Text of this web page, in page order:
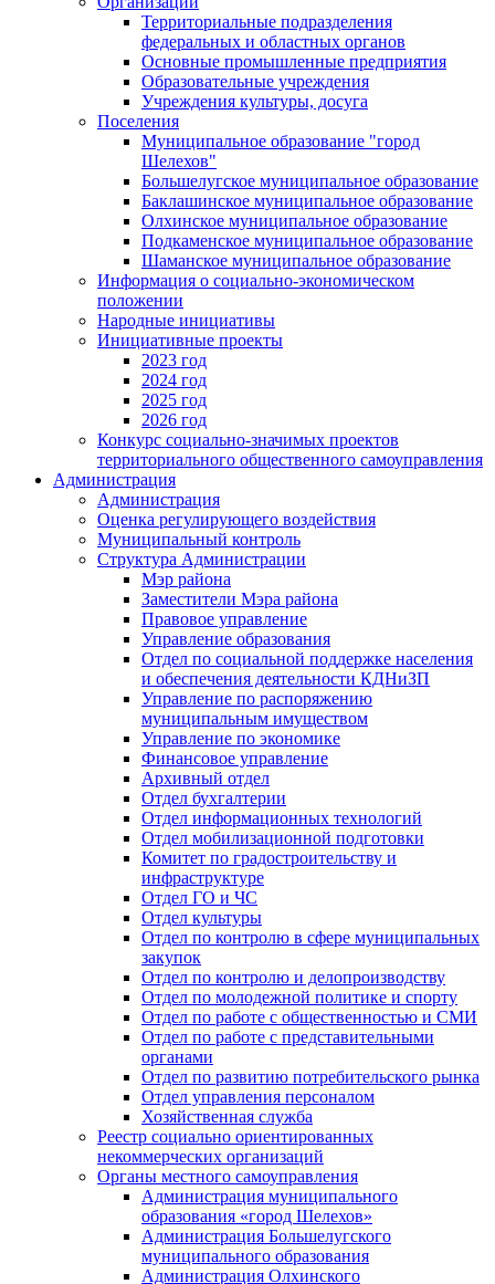
Территориальные подразделения
федеральных и областных органов
Основные промышленные предприятия
Образовательные учреждения
Учреждения культуры, досуга
Поселения
Муниципальное образование "город
Шелехов"
Большелугское муниципальное образование
Баклашинское муниципальное образование
Олхинское муниципальное образование
Подкаменское муниципальное образование
Шаманское муниципальное образование
Информация о социально-экономическом
положении
Народные инициативы
Инициативные проекты
2023 год
2024 год
2025 год
2026 год
Конкурс социально-значимых проектов
территориального общественного самоуправления
Администрация
Администрация
Оценка регулирующего воздействия
Муниципальный контроль
Структура Администрации
Мэр района
Заместители Мэра района
Правовое управление
Управление образования
Отдел по социальной поддержке населения
и обеспечения деятельности КДНиЗП
Управление по распоряжению
муниципальным имуществом
Управление по экономике
Финансовое управление
Архивный отдел
Отдел бухгалтерии
Отдел информационных технологий
Отдел мобилизационной подготовки
Комитет по градостроительству и
инфраструктуре
Отдел ГО и ЧС
Отдел культуры
Отдел по контролю в сфере муниципальных
закупок
Отдел по контролю и делопроизводству
Отдел по молодежной политике и спорту
Отдел по работе с общественностью и СМИ
Отдел по работе с представительными
органами
Отдел по развитию потребительского рынка
Отдел управления персоналом
Хозяйственная служба
Реестр социально ориентированных
некоммерческих организаций
Органы местного самоуправления
Администрация муниципального
образования «город Шелехов»
Администрация Большелугского
муниципального образования
Администрация Олхинского